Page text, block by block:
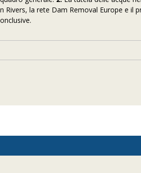
Rivers, la rete Dam Removal Europe e il